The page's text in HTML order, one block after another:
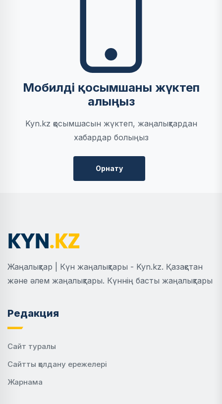
Мобилді қосымшаны жүктеп
алыңыз
Kyn.kz қосымшасын жүктеп, жаңалықтардан
хабардар болыңыз
Орнату
Жаңалықтар | Күн жаңалықтары - Kyn.kz. Қазақстан
және әлем жаңалықтары. Күннің басты жаңалықтары
Редакция
Сайт туралы
Сайтты қолдану ережелері
Жарнама